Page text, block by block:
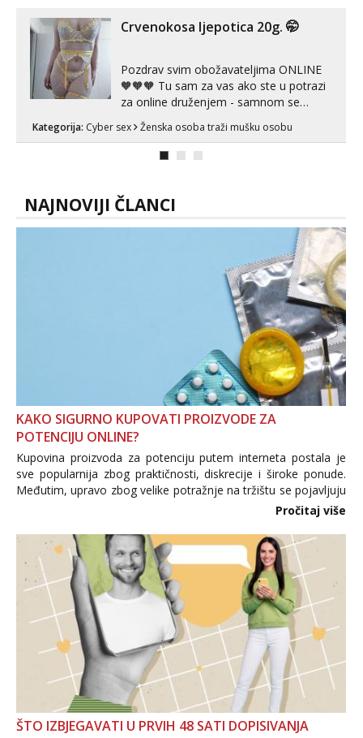
Crvenokosa ljepotica 20g. 🤭
Pozdrav svim obožavateljima ONLINE
🧡🧡🧡 Tu sam za vas ako ste u potrazi
za online druženjem - samnom se
možete zabaviti preko videopoziva, ili
ako vam nisam dovoljna radim i u paru i
trojci s kolegicama, svaka je drugačija
Kategorija: Cyber sex Ženska osoba traži mušku osobu
NAJNOVIJI ČLANCI
KAKO SIGURNO KUPOVATI PROIZVODE ZA
POTENCIJU ONLINE?
Kupovina proizvoda za potenciju putem interneta postala je
sve popularnija zbog praktičnosti, diskrecije i široke ponude.
Međutim, upravo zbog velike potražnje na tržištu se pojavljuju
i brojni krivotvoreni proizvodi, nepouzdane internetske
Pročitaj više
ŠTO IZBJEGAVATI U PRVIH 48 SATI DOPISIVANJA